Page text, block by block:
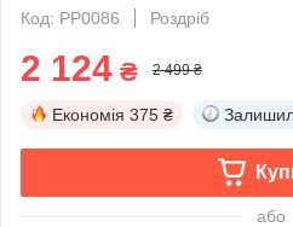
Код: PP0086
Роздріб
2 124 ₴ 2 499 ₴
Економія 375 ₴
або